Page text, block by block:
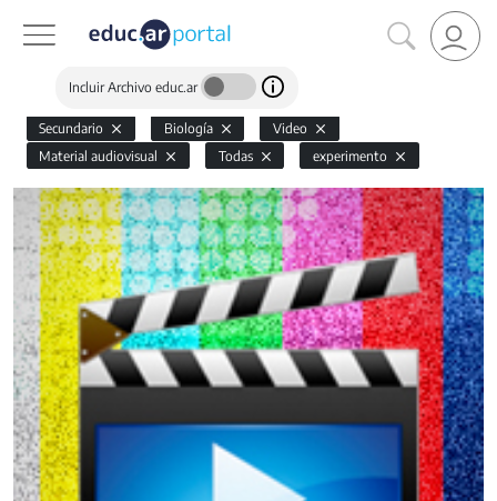
Incluir Archivo educ.ar
Secundario Biología
Video
Material audiovisual
Todas experimento